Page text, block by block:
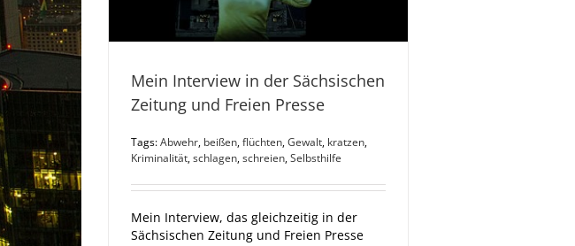
Mein Interview in der Sächsischen
Zeitung und Freien Presse
Tags:Abwehr, beißen,flüchten,Gewalt, kratzen,
Kriminalität,schlagen,schreien,Selbsthilfe
Mein Interview, das gleichzeitig in der
Sächsischen Zeitung und Freien Presse